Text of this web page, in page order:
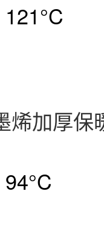
121°C
烯加厚保
94°C